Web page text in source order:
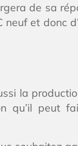
de sa
et donc
la
qu’il peut